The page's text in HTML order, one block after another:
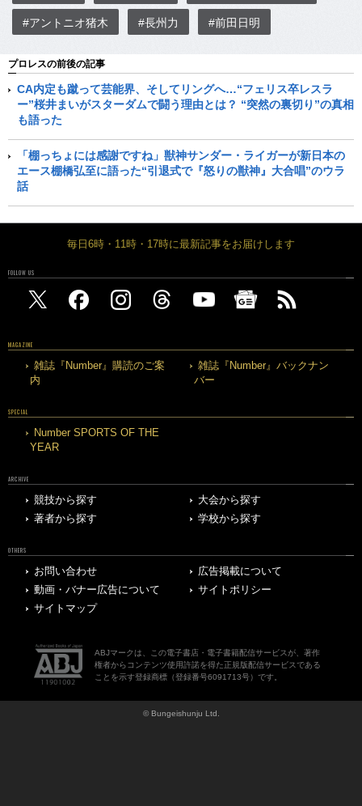
#アントニオ猪木 #長州力 #前田日明
プロレスの前後の記事
CA内定も蹴って芸能界、そしてリングへ…“フェリス卒レスラ
ー”桜井まいがスターダムで闘う理由とは？ “突然の裏切り”の真相
も語った
「棚っちょには感謝ですね」獣神サンダー・ライガーが新日本の
エース棚橋弘至に語った“引退式で『怒りの獣神』大合唱”のウラ
話
毎日6時・11時・17時に最新記事をお届けします
FOLLOW US
MAGAZINE
雑誌『Number』購読のご案
内
雑誌『Number』バックナン
バー
SPECIAL
Number SPORTS OF THE
YEAR
ARCHIVE
競技から探す
大会から探す
著者から探す
学校から探す
OTHERS
お問い合わせ
広告掲載について
動画・バナー広告について
サイトポリシー
サイトマップ
ABJマークは、この電子書店・電子書籍配信サービスが、著作
権者からコンテンツ使用許諾を得た正規版配信サービスである
ことを示す登録商標（登録番号6091713号）です。
© Bungeishunju Ltd.